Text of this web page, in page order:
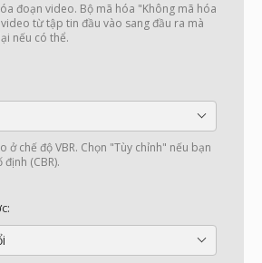
đoạn video. Bộ mã hóa "Không mã hóa
từ tập tin đầu vào sang đầu ra mà
nếu có thể.
chế độ VBR. Chọn "Tùy chỉnh" nếu bạn
(CBR).